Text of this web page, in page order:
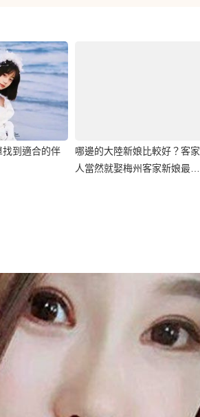
找到適合的伴
哪邊的大陸新娘比較好？客家
人當然就娶梅州客家新娘最